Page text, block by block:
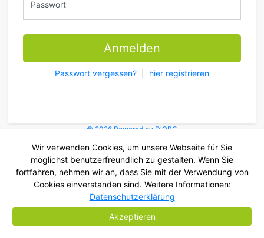
Passwort
Anmelden
Passwort vergessen? hier registrieren
© 2026 Powered by D'ORG
Wir verwenden Cookies, um unsere Webseite für Sie
möglichst benutzerfreundlich zu gestalten. Wenn Sie
fortfahren, nehmen wir an, dass Sie mit der Verwendung von
Cookies einverstanden sind. Weitere Informationen:
Datenschutzerklärung
Akzeptieren